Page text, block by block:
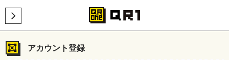
アカウント登録